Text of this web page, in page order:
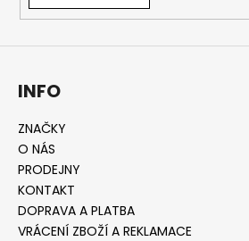
INFO
ZNAČKY
O NÁS
PRODEJNY
KONTAKT
DOPRAVA A PLATBA
VRÁCENÍ ZBOŽÍ A REKLAMACE